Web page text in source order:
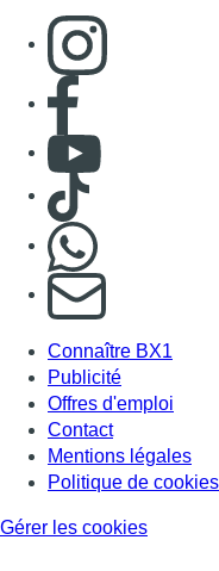
Consulter
Consulter page
Consulter
Consulter TikTok
S'abonner à
Connaître BX1
Publicité
Offres d'emploi
Contact
Mentions légales
Politique de
Gérer les cookies